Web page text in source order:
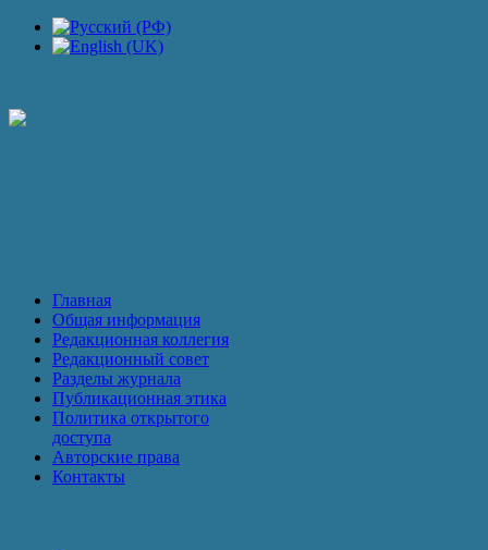
Главная
Общая информация
Редакционная коллегия
Редакционный совет
Разделы журнала
Публикационная этика
Политика открытого
доступа
Авторские права
Контакты